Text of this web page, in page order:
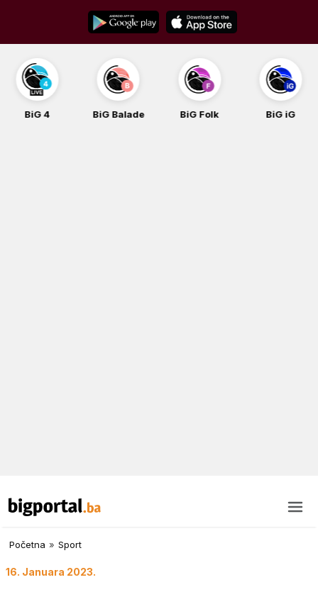
content
BiG 4 BiG Balade BiG Folk BiG iG
Početna » Sport
16. Januara 2023.